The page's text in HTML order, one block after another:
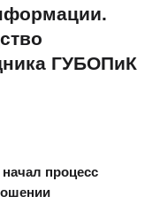
ГУБОПиК
процесс